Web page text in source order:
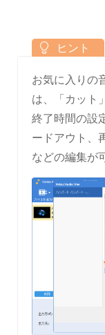
お気に入りの
は、「カット
終了時間の設
ードアウト、
などの編集が